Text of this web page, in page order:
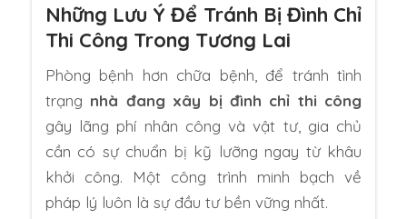
Những Lưu Ý Để Tránh Bị Đình Chỉ
Thi Công Trong Tương Lai
Phòng bệnh hơn chữa bệnh, để tránh tình
trạng nhà đang xây bị đình chỉ thi công
gây lãng phí nhân công và vật tư, gia chủ
cần có sự chuẩn bị kỹ lưỡng ngay từ khâu
khởi công. Một công trình minh bạch về
pháp lý luôn là sự đầu tư bền vững nhất.